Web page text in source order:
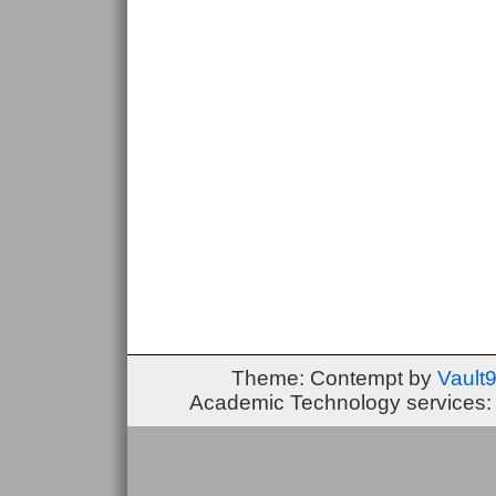
Theme: Contempt by Vault9
Academic Technology services: